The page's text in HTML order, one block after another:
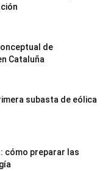
de
Cataluña
subasta de eólica
cómo preparar las